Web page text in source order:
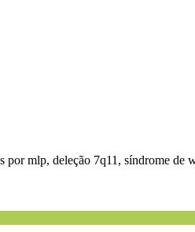
por mlp, deleção 7q11, síndrome